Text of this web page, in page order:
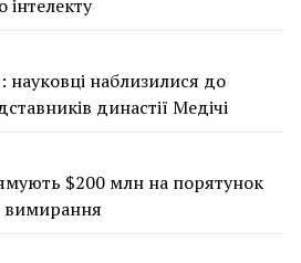
науковці наблизилися до
династії Медічі
$200 млн на порятунок
вимирання